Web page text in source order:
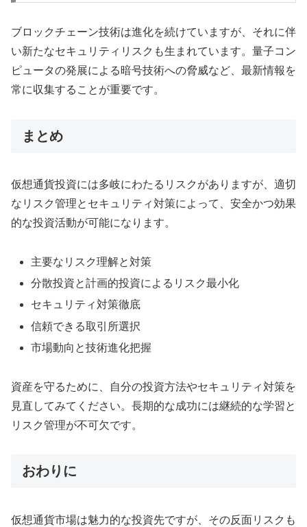
ブロックチェーン技術は進化を続けていますが、それに伴
い新たなセキュリティリスクも生まれています。量子コン
ピュータの発展による暗号技術への脅威など、最新情報を
常に収集することが重要です。
まとめ
仮想通貨投資には多岐にわたるリスクがありますが、適切
なリスク管理とセキュリティ対策によって、安全かつ効果
的な投資活動が可能になります。
主要なリスク理解と対策
分散投資と計画的投資によるリスク最小化
セキュリティ対策徹底
信頼できる取引所選択
市場動向と技術進化把握
資産を守るために、自分の投資方法やセキュリティ対策を
見直してみてください。長期的な成功には継続的な学習と
リスク管理が不可欠です。
おわりに
仮想通貨市場は魅力的な投資先ですが、その反面リスクも